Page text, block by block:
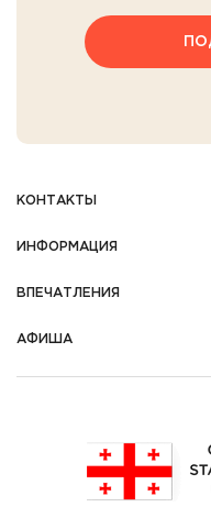
КОНТАКТЫ
ИНФОРМАЦИЯ
ВПЕЧАТЛЕНИЯ
АФИША